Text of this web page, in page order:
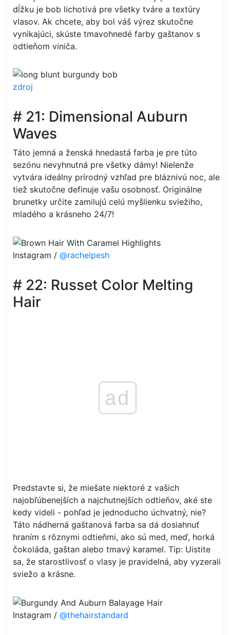
dĺžku je bob lichotivá pre všetky tváre a textúry
vlasov. Ak chcete, aby bol váš výrez skutočne
vynikajúci, skúste tmavohnedé farby gaštanov s
odtieňom viniča.
zdroj
# 21: Dimensional Auburn
Waves
Táto jemná a ženská hnedastá farba je pre túto
sezónu nevyhnutná pre všetky dámy! Nielenže
vytvára ideálny prírodný vzhľad pre bláznivú noc, ale
tiež skutočne definuje vašu osobnosť. Originálne
brunetky určite zamilujú celú myšlienku sviežiho,
mladého a krásneho 24/7!
Instagram / @rachelpesh
# 22: Russet Color Melting
Hair
ad
Predstavte si, že miešate niektoré z vašich
najobľúbenejších a najchutnejších odtieňov, aké ste
kedy videli - pohľad je jednoducho úchvatný, nie?
Táto nádherná gaštanová farba sa dá dosiahnuť
hraním s rôznymi odtieňmi, ako sú med, meď, horká
čokoláda, gaštan alebo tmavý karamel. Tip: Uistite
sa, že starostlivosť o vlasy je pravidelná, aby vyzerali
sviežo a krásne.
Instagram / @thehairstandard